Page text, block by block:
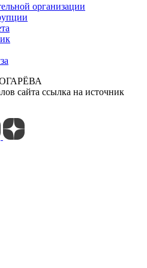
организации
сайта ссылка на источник